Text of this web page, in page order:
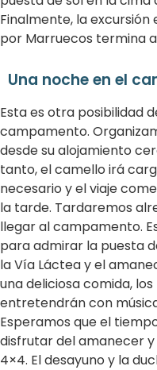
Finalmente, la
por Marruecos termina
Una noche en el
Esta es otra posibilidad
campamento.
desde su alojamiento
tanto, el camello irá
necesario y el viaje
la tarde. Tardaremos
llegar al campamento.
para admirar la puesta
la Vía Láctea y el
una deliciosa comida,
entretendrán con
Esperamos que el
disfrutar del amanecer
4×4. El desayuno y la